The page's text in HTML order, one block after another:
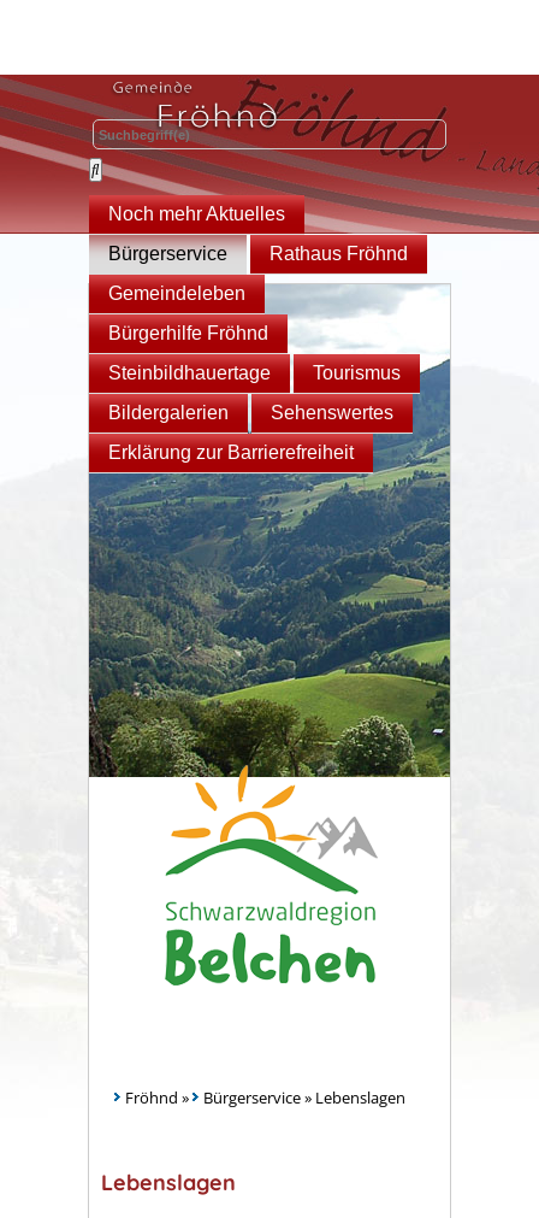
Noch mehr Aktuelles
Bürgerservice
Rathaus Fröhnd
Gemeindeleben
Bürgerhilfe Fröhnd
Steinbildhauertage
Tourismus
Bildergalerien
Sehenswertes
Erklärung zur Barrierefreiheit
Fröhnd » Bürgerservice» Lebenslagen
Lebenslagen